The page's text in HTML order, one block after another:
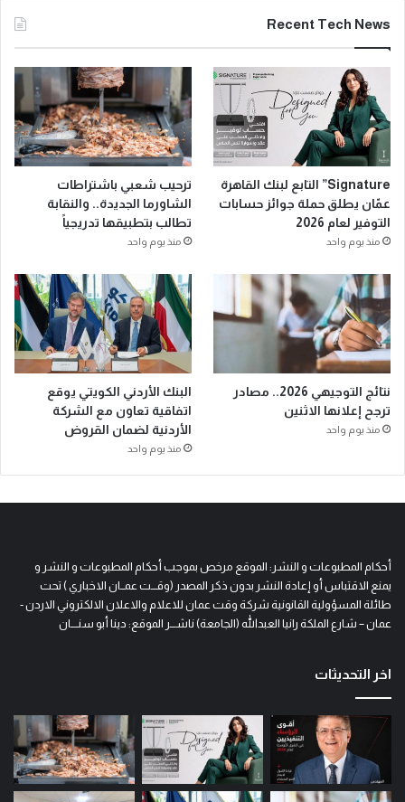
Recent Tech News
Signature” التابع لبنك القاهرة
عمّان يطلق حملة جوائز حسابات
التوفير لعام 2026
منذ يوم واحد
ترحيب شعبي باشتراطات
الشاورما الجديدة.. والنقابة
تطالب بتطبيقها تدريجياً
منذ يوم واحد
نتائج التوجيهي 2026.. مصادر
ترجح إعلانها الاثنين
منذ يوم واحد
البنك الأردني الكويتي يوقع
اتفاقية تعاون مع الشركة
الأردنية لضمان القروض
منذ يوم واحد
أحكام المطبوعات و النشر: الموقع مرخص بموجب أحكام المطبوعات و النشر و
يمنع الاقتباس أو إعادة النشر بدون ذكر المصدر (وقـــت عمــان الاخباري ) تحت
طائلة المسؤولية القانونية شركة وقت عمان للاعلام والاعلان الالكتروني الاردن -
عمان – شارع الملكة رانيا العبدالله (الجامعة) ناشـــر الموقع: دينا أبو سنــــان
اخر التحديثات